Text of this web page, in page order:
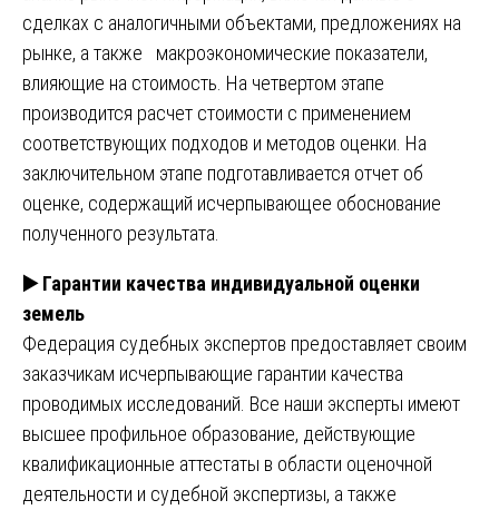
сделках с аналогичными объектами, предложениях на
рынке, а также макроэкономические показатели,
влияющие на стоимость. На четвертом этапе
производится расчет стоимости с применением
соответствующих подходов и методов оценки. На
заключительном этапе подготавливается отчет об
оценке, содержащий исчерпывающее обоснование
полученного результата.
▶️Гарантии качества индивидуальной оценки
земель
Федерация судебных экспертов предоставляет своим
заказчикам исчерпывающие гарантии качества
проводимых исследований. Все наши эксперты имеют
высшее профильное образование, действующие
квалификационные аттестаты в области оценочной
деятельности и судебной экспертизы, а также